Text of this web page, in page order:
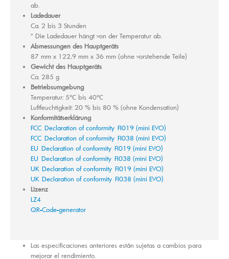
ab.
Ladedauer
Ca. 2 bis 3 Stunden
* Die Ladedauer hängt von der Temperatur ab.
Abmessungen des Hauptgeräts
87 mm x 122,9 mm x 36 mm (ohne vorstehende Teile)
Gewicht des Hauptgeräts
Ca. 285 g
Betriebsumgebung
Temperatur: 5℃ bis 40℃
Luftfeuchtigkeit: 20 % bis 80 % (ohne Kondensation)
Konformitätserklärung
FCC_Declaration of conformity_FI019 (mini EVO)
FCC_Declaration of conformity_FI038 (mini EVO)
EU_Declaration of conformity_FI019 (mini EVO)
EU_Declaration of conformity_FI038 (mini EVO)
UK_Declaration of conformity_FI019 (mini EVO)
UK_Declaration of conformity_FI038 (mini EVO)
Lizenz
LZ4
QR-Code-generator
Las especificaciones anteriores están sujetas a cambios para
mejorar el rendimiento.